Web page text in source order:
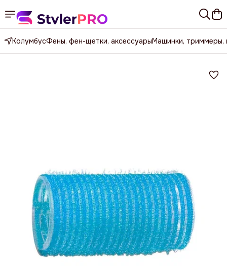
КолумбусФены, фен-щетки, аксессуарыМашинки, триммеры,